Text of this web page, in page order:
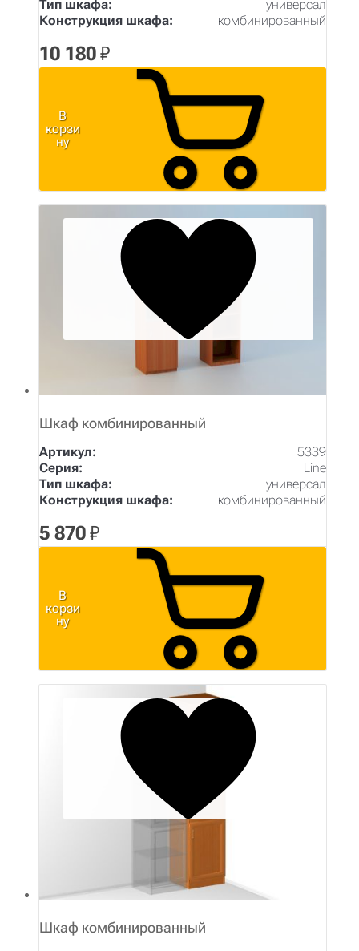
Тип шкафа:
универсал
Конструкция шкафа:
комбинированный
10 180₽
В
корзи
ну
Шкаф комбинированный
Артикул:
5339
Серия:
Line
Тип шкафа:
универсал
Конструкция шкафа:
комбинированный
5 870₽
В
корзи
ну
Шкаф комбинированный